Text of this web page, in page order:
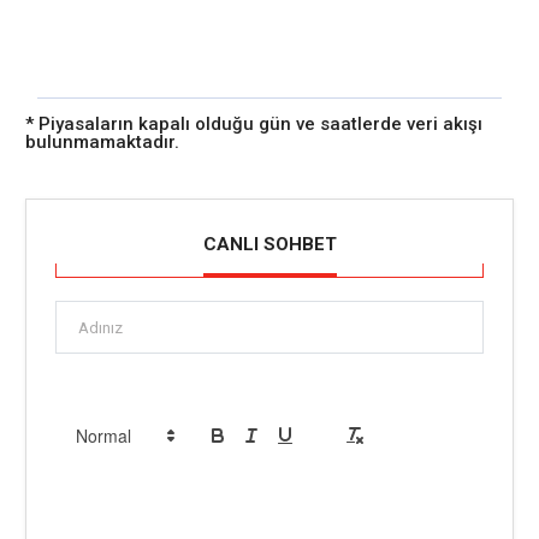
* Piyasaların kapalı olduğu gün ve saatlerde veri akışı
bulunmamaktadır.
CANLI SOHBET